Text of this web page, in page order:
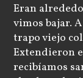
Eran
vimos bajar.
trapo viejo
Extendieron
recibíamos